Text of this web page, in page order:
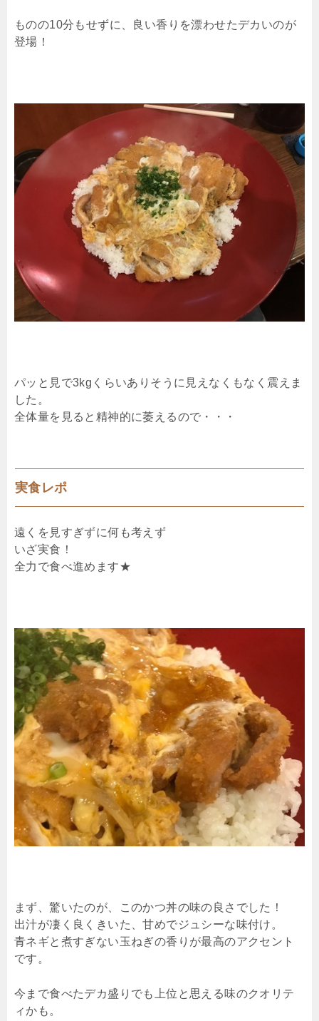
ものの10分もせずに、良い香りを漂わせたデカいのが
登場！
パッと見で3kgくらいありそうに見えなくもなく震えま
した。
全体量を見ると精神的に萎えるので・・・
実食レポ
遠くを見すぎずに何も考えず
いざ実食！
全力で食べ進めます★
まず、驚いたのが、このかつ丼の味の良さでした！
出汁が凄く良くきいた、甘めでジュシーな味付け。
青ネギと煮すぎない玉ねぎの香りが最高のアクセント
です。
今まで食べたデカ盛りでも上位と思える味のクオリテ
ィかも。